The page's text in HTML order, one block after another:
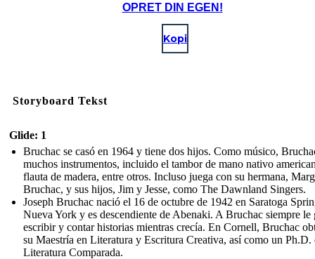
OPRET DIN EGEN!
Kopi
Storyboard Tekst
Glide: 1
Bruchac se casó en 1964 y tiene dos hijos. Como músico,
muchos instrumentos, incluido el tambor de mano nativo
flauta de madera, entre otros. Incluso juega con su hermana,
Bruchac, y sus hijos, Jim y Jesse, como The Dawnland Singers.
Joseph Bruchac nació el 16 de octubre de 1942 en Saratoga
Nueva York y es descendiente de Abenaki. A Bruchac siempre le
escribir y contar historias mientras crecía. En Cornell, Bruchac
su Maestría en Literatura y Escritura Creativa, así como un Ph.D.
Literatura Comparada.